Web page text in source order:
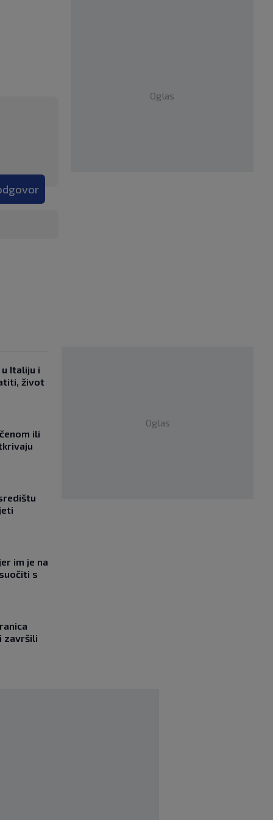
Oglas
Italiju i
život
ili
im je na
s
završili
Oglas